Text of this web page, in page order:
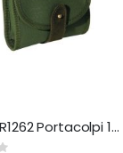
Riserva R1262 Portacolpi 10 celle